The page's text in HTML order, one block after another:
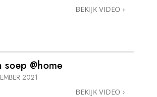
BEKIJK VIDEO
soep @home
2021
BEKIJK VIDEO